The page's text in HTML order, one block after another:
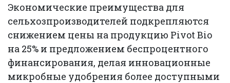
Экономические преимущества для
сельхозпроизводителей подкрепляются
снижением цены на продукцию Pivot Bio
на 25% и предложением беспроцентного
финансирования, делая инновационные
микробные удобрения более доступными